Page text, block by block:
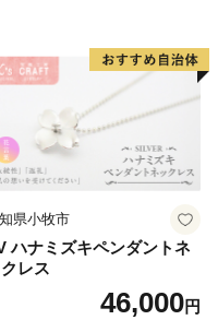
県小牧市
ハナミズキペンダントネ
レス
46,000円